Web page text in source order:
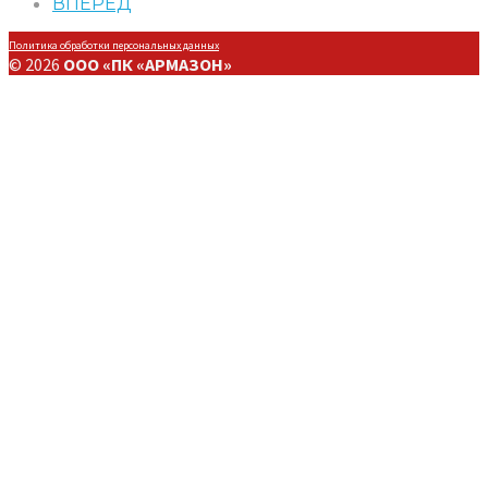
Политика обработки персональных данных
© 2026 ООО «ПК «АРМАЗОН»